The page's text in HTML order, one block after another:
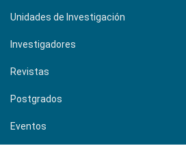
Unidades de Investigación
Investigadores
Revistas
Postgrados
Eventos